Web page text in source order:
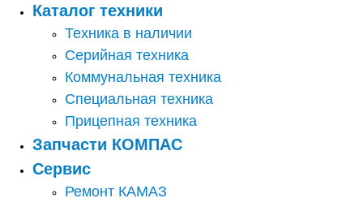
Каталог техники
Техника в наличии
Серийная техника
Коммунальная техника
Специальная техника
Прицепная техника
Запчасти КОМПАС
Сервис
Ремонт КАМАЗ